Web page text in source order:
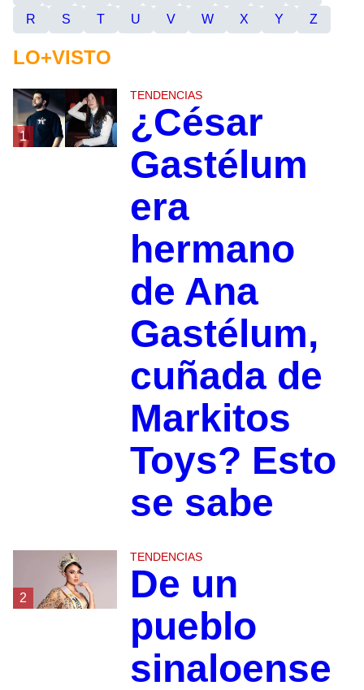
R
S T U V W X Y Z
LO+VISTO
1
TENDENCIAS
¿César
Gastélum
era
hermano
de Ana
Gastélum,
cuñada de
Markitos
Toys? Esto
se sabe
2
TENDENCIAS
De un
pueblo
sinaloense